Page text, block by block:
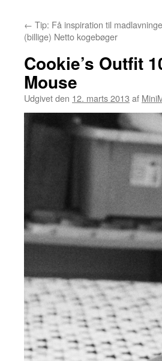
← Tip: Få inspiration til
(billige) Netto kogebøger
Cookie’s Outfit
Mouse
Udgivet den 12. marts 2013 af